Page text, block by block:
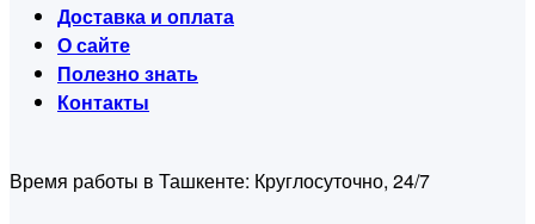
Доставка и оплата
О сайте
Полезно знать
Контакты
Время работы в Ташкенте: Круглосуточно, 24/7